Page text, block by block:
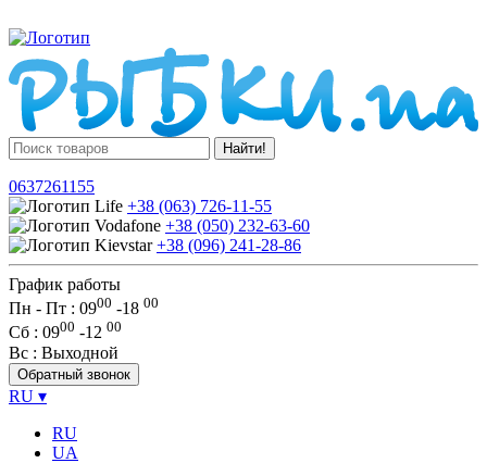
Найти!
0637261155
+38 (063) 726-11-55
+38 (050) 232-63-60
+38 (096) 241-28-86
График работы
Пн - Пт : 0900 -18 00
Сб : 0900 -12 00
Вс : Выходной
Обратный звонок
RU ▾
RU
UA